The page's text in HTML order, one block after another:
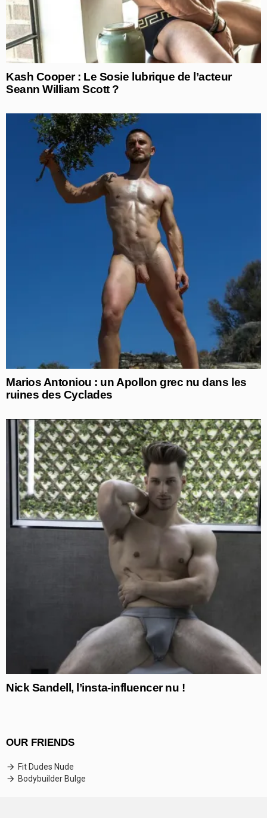
Kash Cooper : Le Sosie lubrique de l’acteur
Seann William Scott ?
Marios Antoniou : un Apollon grec nu dans les
ruines des Cyclades
Nick Sandell, l’insta-influencer nu !
OUR FRIENDS
Fit Dudes Nude
Bodybuilder Bulge